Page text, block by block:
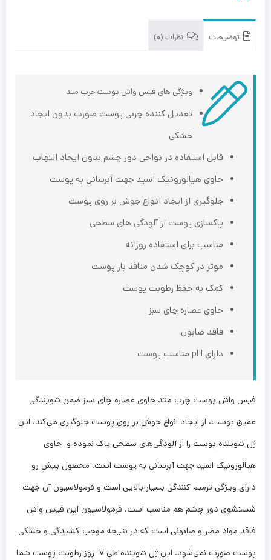
توضیحات نظرات (0)
ویژگی های فیس واش پوست چرب متد
تعدیل کننده چربی پوست صورت بدون ایجاد
خشکی
قابل استفاده در نواحی دور چشم بدون ایجاد التهاب
حاوی هیالورونیک اسید جهت آبرسانی به پوست
جلوگیری از ایجاد انواع جوش بر روی پوست
پاکسازی پوست از آلودگی های سطحی
مناسب برای استفاده روزانه
موثر در کوچک شدن منافذ باز پوست
کمک به حفظ رطوبت پوست
حاوی عصاره چای سبز
فاقد صابون
دارای pH مناسب پوست
فیس واش پوست چرب متد حاوی عصاره چای سبز ضمن شویندگی
عمیق پوست، از ایجاد انواع جوش بر روی پوست جلوگیری می‌کند. این
ژل شوینده پوست را از آلودگی‌های سطحی پاک نموده و حاوی
هیالورونیک اسید جهت آبرسانی به پوست است. محصول پیش رو
دارای ویژگی ترمیم کنندگی بسیار بالایی است و فرمولاسیون آن جهت
شستشوی دور چشم هم مناسب است. فرمولاسیون این فیس واش
فاقد مواد مضر و صابونی است که در نتیجه موجب کشیدگی و خشکی
پوست صورت نمی‌شود. این ژل شوینده طی ۷ روز رطوبت پوست شما